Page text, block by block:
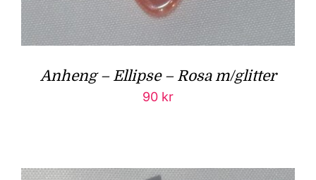
Anheng – Ellipse – Rosa m/glitter
90 kr